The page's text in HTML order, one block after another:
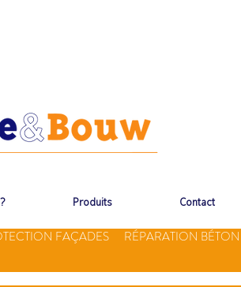
Produits Contact
FAÇADES RÉPARATION BÉTON